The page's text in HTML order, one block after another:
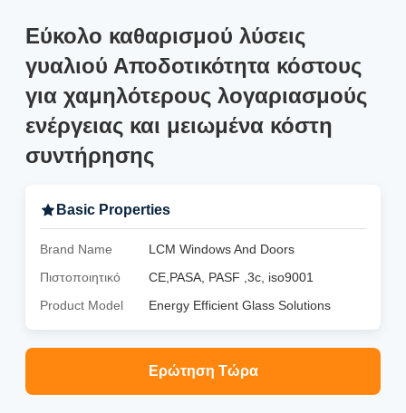
Εύκολο καθαρισμού λύσεις
γυαλιού Αποδοτικότητα κόστους
για χαμηλότερους λογαριασμούς
ενέργειας και μειωμένα κόστη
συντήρησης
Basic Properties
Brand Name
LCM Windows And Doors
Πιστοποιητικό
CE,PASA, PASF ,3c, iso9001
Product Model
Energy Efficient Glass Solutions
Ερώτηση Τώρα